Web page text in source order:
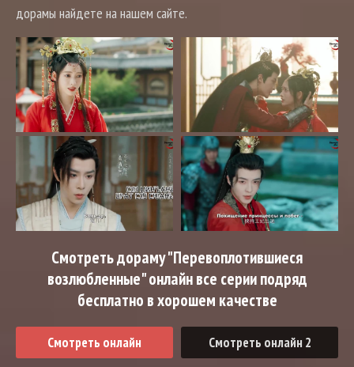
дорамы найдете на нашем сайте.
Смотреть дораму "Перевоплотившиеся
возлюбленные" онлайн все серии подряд
бесплатно в хорошем качестве
Смотреть онлайн Смотреть онлайн 2